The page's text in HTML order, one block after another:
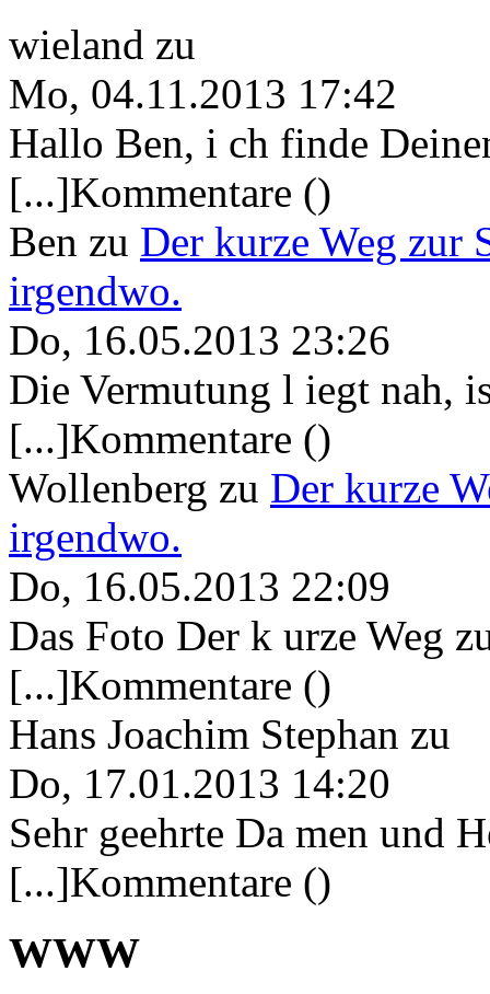
wieland zu
Mo, 04.11.2013 17:42
Hallo Ben, i ch finde
[...]Kommentare ()
Ben zu Der kurze Weg zur
irgendwo.
Do, 16.05.2013 23:26
Die Vermutung l iegt nah,
[...]Kommentare ()
Wollenberg zu Der kurze
irgendwo.
Do, 16.05.2013 22:09
Das Foto Der k urze Weg
[...]Kommentare ()
Hans Joachim Stephan zu
Do, 17.01.2013 14:20
Sehr geehrte Da men und
[...]Kommentare ()
WWW